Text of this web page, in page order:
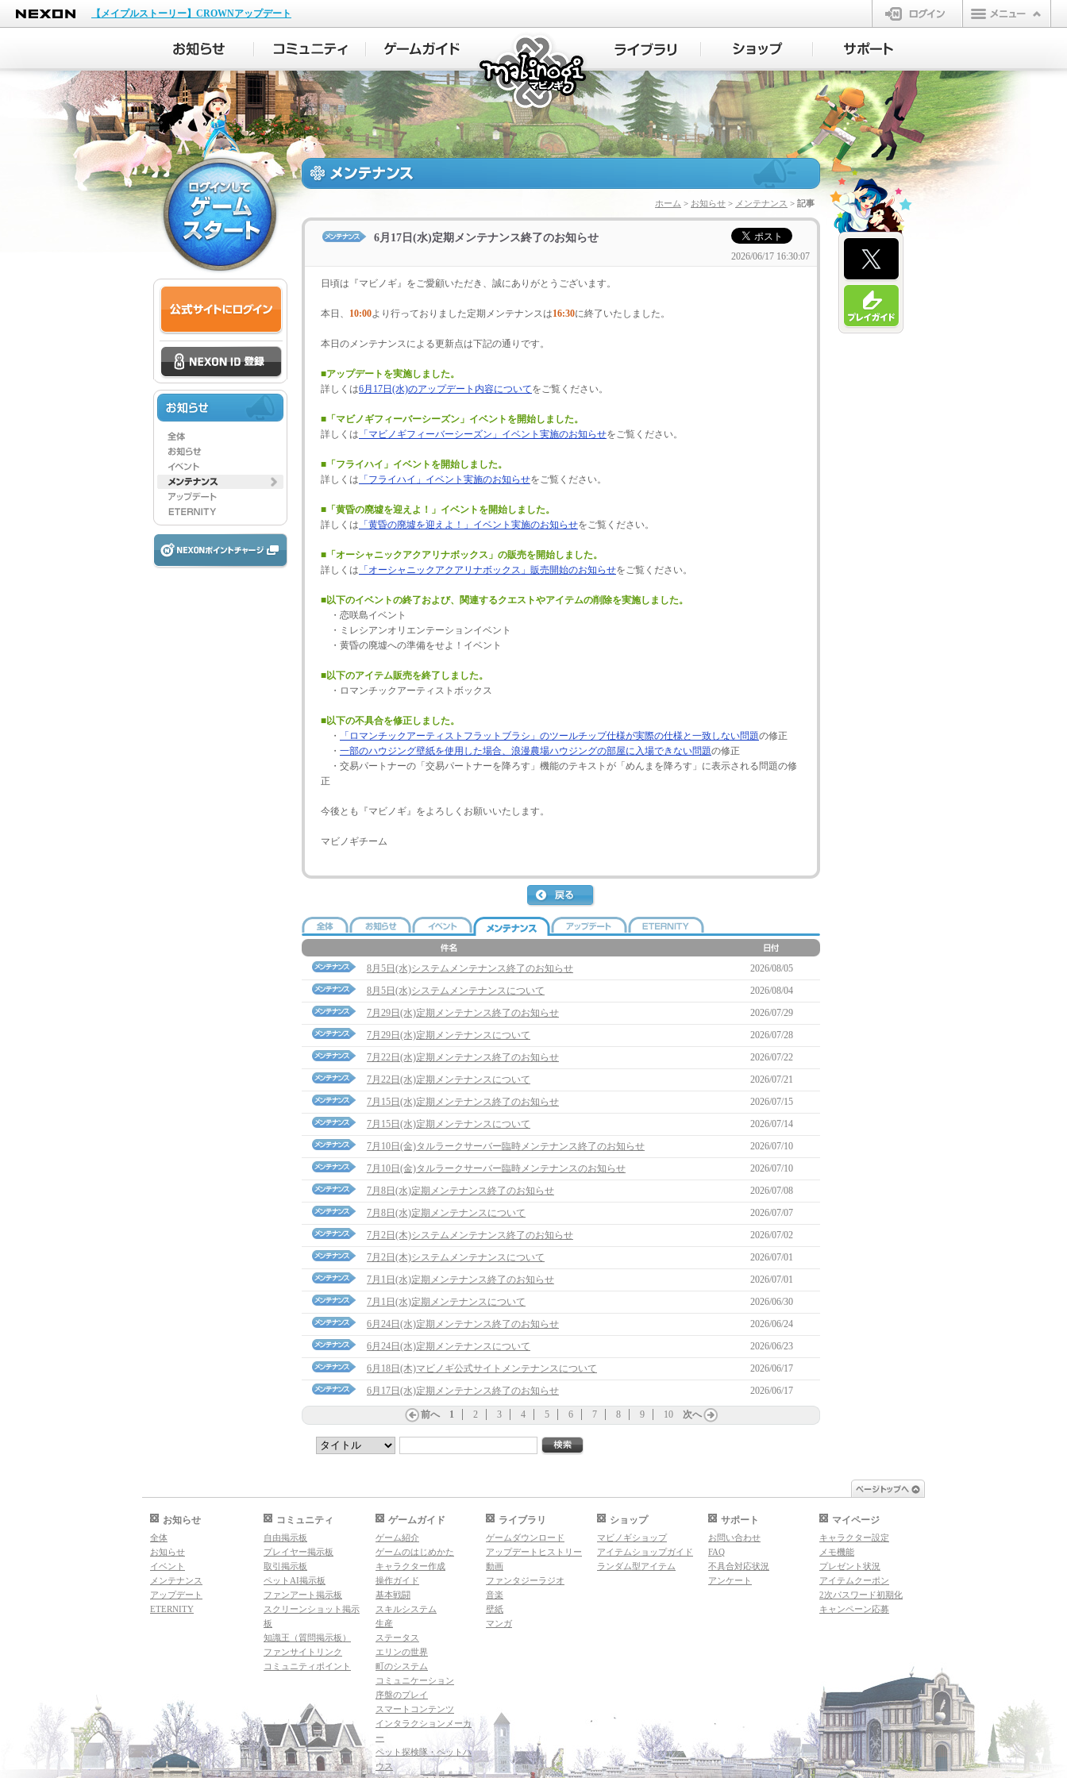
NEXON
【メイプルストーリー】CROWNアップデート
ログイン
マビノギ
ホーム > お知らせ > メンテナンス > 記事
6月17日(水)定期メンテナンス終了のお知らせ
2026/06/17 16:30:07
日頃は『マビノギ』をご愛顧いただき、誠にありがとうございます。
本日、 10:00より行っておりました定期メンテナンスは16:30に終了いたしました。
本日のメンテナンスによる更新点は下記の通りです。
■アップデートを実施しました。
詳しくは6月17日(水)のアップデート内容についてをご覧ください。
■「マビノギフィーバーシーズン」イベントを開始しました。
詳しくは 「マビノギフィーバーシーズン」イベント実施のお知らせをご覧ください。
■「フライハイ」イベントを開始しました。
詳しくは 「フライハイ」イベント実施のお知らせをご覧ください。
■「黄昏の廃墟を迎えよ！」イベントを開始しました。
詳しくは 「黄昏の廃墟を迎えよ！」イベント実施のお知らせをご覧ください。
■「オーシャニックアクアリナボックス」の販売を開始しました。
詳しくは 「オーシャニックアクアリナボックス」販売開始のお知らせをご覧ください。
■以下のイベントの終了および、関連するクエストやアイテムの削除を実施しました。
・恋咲島イベント
・ミレシアンオリエンテーションイベント
・黄昏の廃墟への準備をせよ！イベント
■以下のアイテム販売を終了しました。
・ロマンチックアーティストボックス
■以下の不具合を修正しました。
・
「ロマンチックアーティストフラットブラシ」のツールチップ仕様が実際の仕様と一致しない問題の修正
・ 一部のハウジング壁紙を使用した場合、浪漫農場ハウジングの部屋に入場できない問題の修正
・交易パートナーの「交易パートナーを降ろす」機能のテキストが「めんまを降ろす」に表示される問題の修
正
今後とも『マビノギ』をよろしくお願いいたします。
マビノギチーム
8月5日(水)システムメンテナンス終了のお知らせ
2026/08/05
8月5日(水)システムメンテナンスについて
2026/08/04
7月29日(水)定期メンテナンス終了のお知らせ
2026/07/29
7月29日(水)定期メンテナンスについて
2026/07/28
7月22日(水)定期メンテナンス終了のお知らせ
2026/07/22
7月22日(水)定期メンテナンスについて
2026/07/21
7月15日(水)定期メンテナンス終了のお知らせ
2026/07/15
7月15日(水)定期メンテナンスについて
2026/07/14
7月10日(金)タルラークサーバー臨時メンテナンス終了のお知らせ
2026/07/10
7月10日(金)タルラークサーバー臨時メンテナンスのお知らせ
2026/07/10
7月8日(水)定期メンテナンス終了のお知らせ
2026/07/08
7月8日(水)定期メンテナンスについて
2026/07/07
7月2日(木)システムメンテナンス終了のお知らせ
2026/07/02
7月2日(木)システムメンテナンスについて
2026/07/01
7月1日(水)定期メンテナンス終了のお知らせ
2026/07/01
7月1日(水)定期メンテナンスについて
2026/06/30
6月24日(水)定期メンテナンス終了のお知らせ
2026/06/24
6月24日(水)定期メンテナンスについて
2026/06/23
6月18日(木)マビノギ公式サイトメンテナンスについて
2026/06/17
6月17日(水)定期メンテナンス終了のお知らせ
2026/06/17
前へ 1 2 3 4 5 6 7 8 9 10 次へ
お知らせ
全体
お知らせ
イベント
メンテナンス
アップデート
ETERNITY
コミュニティ
自由掲示板
プレイヤー掲示板
取引掲示板
ペットAI掲示板
ファンアート掲示板
スクリーンショット掲示
板
知識王（質問掲示板）
ファンサイトリンク
コミュニティポイント
ゲームガイド
ゲーム紹介
ゲームのはじめかた
キャラクター作成
操作ガイド
基本戦闘
スキルシステム
生産
ステータス
エリンの世界
町のシステム
コミュニケーション
序盤のプレイ
スマートコンテンツ
インタラクションメーカ
ー
ペット探検隊・ペットハ
ウス
ライブラリ
ゲームダウンロード
アップデートヒストリー
動画
ファンタジーラジオ
音楽
壁紙
マンガ
ショップ
マビノギショップ
アイテムショップガイド
ランダム型アイテム
サポート
お問い合わせ
FAQ
不具合対応状況
アンケート
マイページ
キャラクター設定
メモ機能
プレゼント状況
アイテムクーポン
2次パスワード初期化
キャンペーン応募